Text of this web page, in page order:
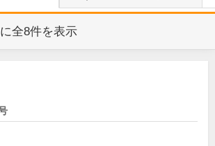
全8件を表示